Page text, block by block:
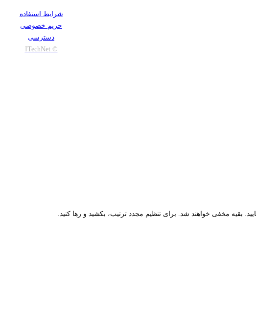
شرایط استفاده
حریم خصوصی
دسترسی
© ITechNet
بقیه مخفی خواهند شد. برای تنظیم مجدد ترتیب، بکشید و رها کنید.